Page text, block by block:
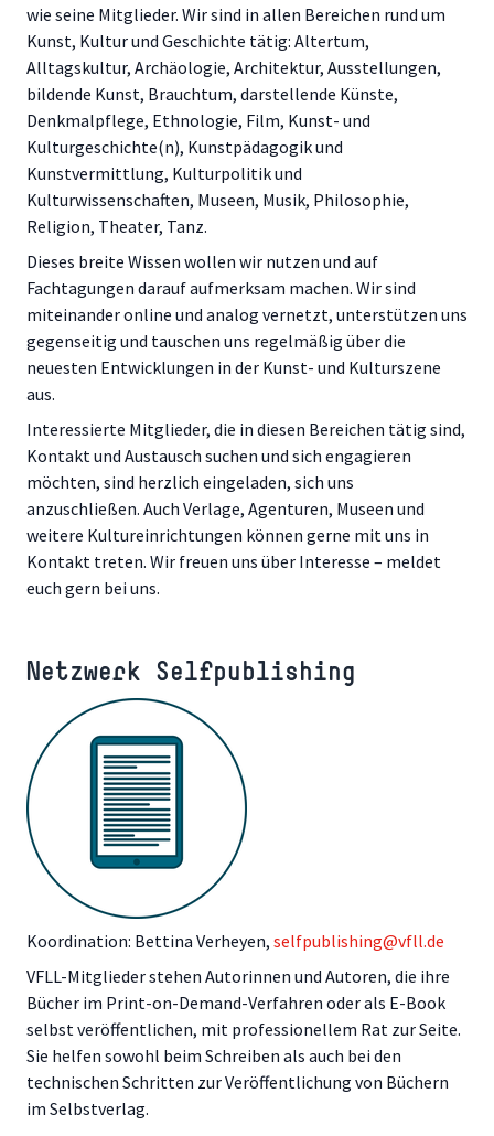
wie seine Mitglieder. Wir sind in allen Bereichen rund um
Kunst, Kultur und Geschichte tätig: Altertum,
Alltagskultur, Archäologie, Architektur, Ausstellungen,
bildende Kunst, Brauchtum, darstellende Künste,
Denkmalpflege, Ethnologie, Film, Kunst- und
Kulturgeschichte(n), Kunstpädagogik und
Kunstvermittlung, Kulturpolitik und
Kulturwissenschaften, Museen, Musik, Philosophie,
Religion, Theater, Tanz.
Dieses breite Wissen wollen wir nutzen und auf
Fachtagungen darauf aufmerksam machen. Wir sind
miteinander online und analog vernetzt, unterstützen uns
gegenseitig und tauschen uns regelmäßig über die
neuesten Entwicklungen in der Kunst- und Kulturszene
aus.
Interessierte Mitglieder, die in diesen Bereichen tätig sind,
Kontakt und Austausch suchen und sich engagieren
möchten, sind herzlich eingeladen, sich uns
anzuschließen. Auch Verlage, Agenturen, Museen und
weitere Kultureinrichtungen können gerne mit uns in
Kontakt treten. Wir freuen uns über Interesse – meldet
euch gern bei uns.
Netzwerk Selfpublishing
Koordination: Bettina Verheyen, selfpublishing@vfll.de
VFLL-Mitglieder stehen Autorinnen und Autoren, die ihre
Bücher im Print-on-Demand-Verfahren oder als E-Book
selbst veröffentlichen, mit professionellem Rat zur Seite.
Sie helfen sowohl beim Schreiben als auch bei den
technischen Schritten zur Veröffentlichung von Büchern
im Selbstverlag.